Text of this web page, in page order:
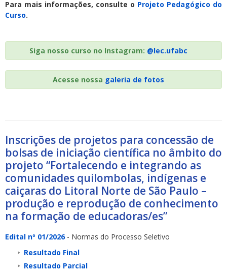
Para mais informações, consulte o Projeto Pedagógico do
Curso.
Siga nosso curso no Instagram: @lec.ufabc
Acesse nossa galeria de fotos
Inscrições de projetos para concessão de
bolsas de iniciação científica no âmbito do
projeto “Fortalecendo e integrando as
comunidades quilombolas, indígenas e
caiçaras do Litoral Norte de São Paulo –
produção e reprodução de conhecimento
na formação de educadoras/es”
Edital nº 01/2026- Normas do Processo Seletivo
Resultado Final
Resultado Parcial